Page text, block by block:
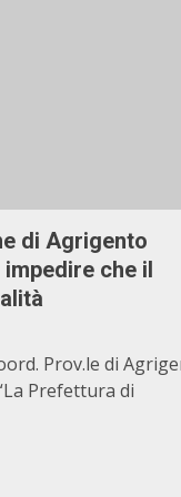
di Agrigento
che il
Prov.le di
Prefettura di